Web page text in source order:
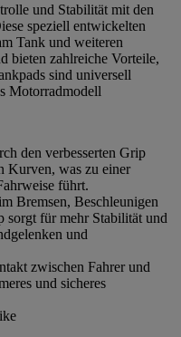
und Stabilität mit den
speziell entwickelten
Tank und weiteren
bieten zahlreiche Vorteile,
sind universell
Motorradmodell
den verbesserten Grip
Kurven, was zu einer
führt.
Bremsen, Beschleunigen
sorgt für mehr Stabilität und
und
zwischen Fahrer und
und sicheres